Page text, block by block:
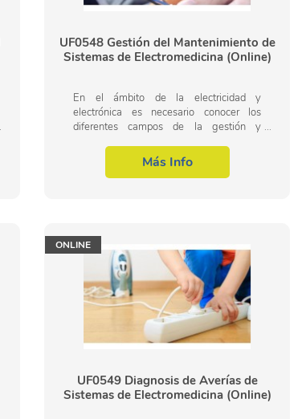
UF0548 Gestión del Mantenimiento de
Sistemas de Electromedicina (Online)
En el ámbito de la electricidad y
electrónica es necesario conocer los
diferentes campos de la gestión y
mantenimiento de sistemas de
electromedicina, dentro del...
Más Info
ONLINE
UF0549 Diagnosis de Averías de
Sistemas de Electromedicina (Online)